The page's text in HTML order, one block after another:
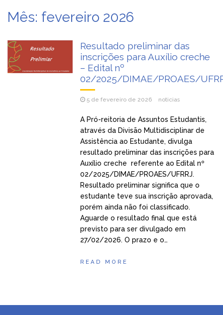
Mês: fevereiro 2026
Resultado preliminar das
inscrições para Auxílio creche
– Edital nº
02/2025/DIMAE/PROAES/
5 de fevereiro de 2026 noticias
A Pró-reitoria de Assuntos Estudantis,
através da Divisão Multidisciplinar de
Assistência ao Estudante, divulga
resultado preliminar das inscrições para
Auxílio creche referente ao Edital nº
02/2025/DIMAE/PROAES/UFRRJ.
Resultado preliminar significa que o
estudante teve sua inscrição aprovada,
porém ainda não foi classificado.
Aguarde o resultado final que está
previsto para ser divulgado em
27/02/2026. O prazo e o…
READ MORE